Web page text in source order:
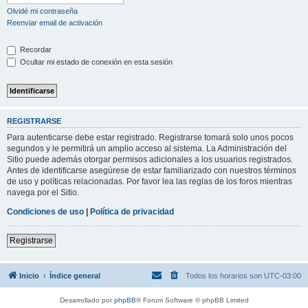
Olvidé mi contraseña
Reenviar email de activación
Recordar
Ocultar mi estado de conexión en esta sesión
REGISTRARSE
Para autenticarse debe estar registrado. Registrarse tomará solo unos pocos
segundos y le permitirá un amplio acceso al sistema. La Administración del
Sitio puede además otorgar permisos adicionales a los usuarios registrados.
Antes de identificarse asegúrese de estar familiarizado con nuestros términos
de uso y políticas relacionadas. Por favor lea las reglas de los foros mientras
navega por el Sitio.
Condiciones de uso | Política de privacidad
Registrarse
Inicio Índice general Todos los horarios son UTC-03:00
Desarrollado porphpBB® Forum Software © phpBB Limited